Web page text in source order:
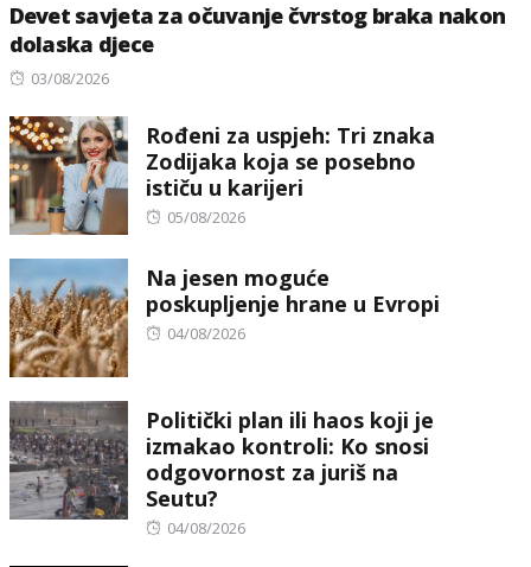
Devet savjeta za očuvanje čvrstog braka nakon
dolaska djece
Posted
03/08/2026
Rođeni za uspjeh: Tri znaka
Zodijaka koja se posebno
ističu u karijeri
Posted
05/08/2026
Na jesen moguće
poskupljenje hrane u Evropi
Posted
04/08/2026
Politički plan ili haos koji je
izmakao kontroli: Ko snosi
odgovornost za juriš na
Seutu?
Posted
04/08/2026